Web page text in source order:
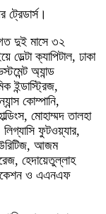
ট্রেডার্স।
দুই মাসে ৩২
ক্যাপিটাল, ঢাকা
অ্যান্ড
ইন্ডাস্ট্রিজ,
কোম্পানি,
মোহাম্মদ তালহা
ফুটওয়্যার,
আজম
হেদায়েতুল্লাহ
ও এএনএফ